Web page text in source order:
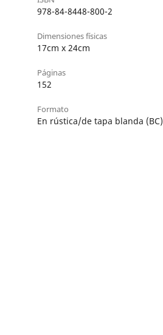
978-84-8448-800-2
Dimensiones físicas
17cm x 24cm
Páginas
152
Formato
En rústica/de tapa blanda (BC)